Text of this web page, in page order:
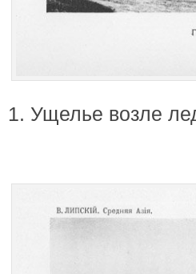
1. Ущелье возле